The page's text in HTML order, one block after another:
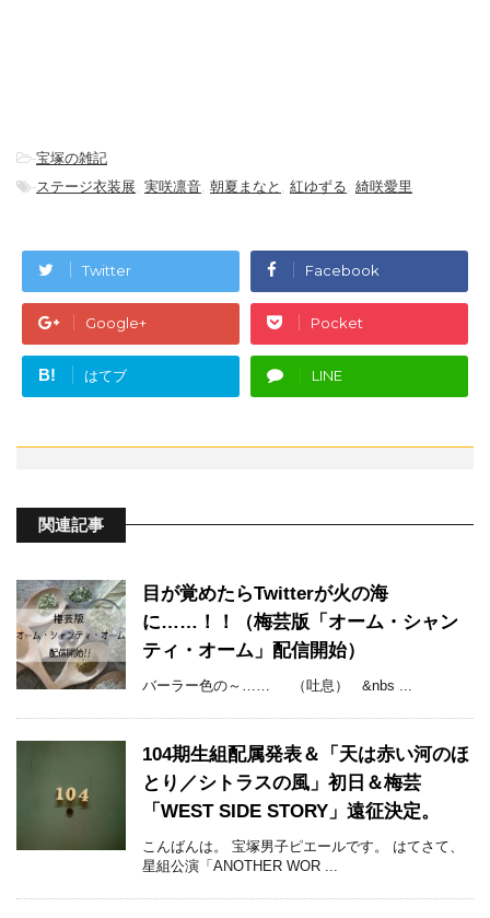
-宝塚の雑記
-ステージ衣装展 実咲凛音 朝夏まなと 紅ゆずる 綺咲愛里
Twitter Facebook
Google+ Pocket
B! はてブ LINE
関連記事
目が覚めたらTwitterが火の海
に……！！（梅芸版「オーム・シャン
ティ・オーム」配信開始）
バーラー色の～…… （吐息） &nbs ...
104期生組配属発表＆「天は赤い河のほ
とり／シトラスの風」初日＆梅芸
「WEST SIDE STORY」遠征決定。
こんばんは。 宝塚男子ピエールです。 はてさて、
星組公演「ANOTHER WOR ...